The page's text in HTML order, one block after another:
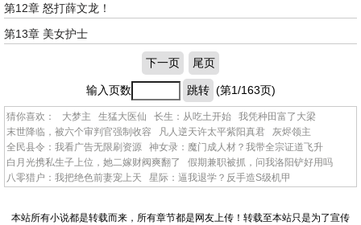
第12章 怒打薛文龙！
第13章 美女护士
下一页 尾页
输入页数 跳转 (第1/163页)
猜你喜欢： 大梦主 生猛大医仙 长生：从吃土开始
我凭种田富了大梁
末世降临，被六个审判官强制收容
凡人逆天许太平紫阳真君
灰烬领主
全民县令：我看广告无限刷资源
神女录：魔门成人材？我带全宗证道飞升
白月光携私生子上位，她二嫁财阀爽翻了
假期兼职被抓，问我洛阳铲好用吗
八零猎户：我把绝色前妻宠上天
星际：逼我退学？反手造S级机甲
本站所有小说都是转载而来，所有章节都是网友上传！转载至本站只是为了宣传